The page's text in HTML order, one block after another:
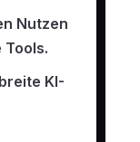
Nutzen
KI-